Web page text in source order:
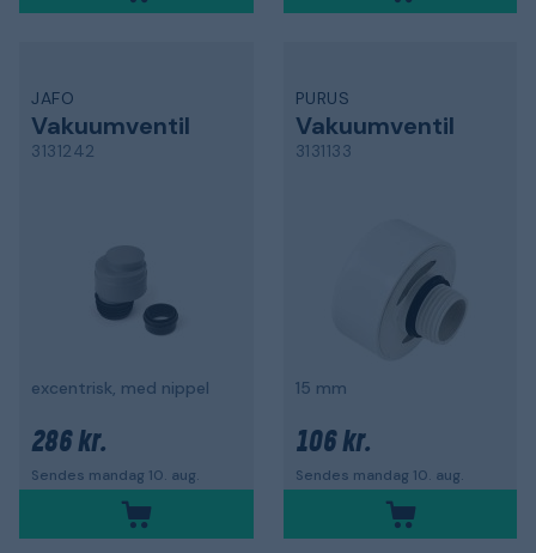
JAFO
Vakuumventil
3131242
excentrisk, med nippel
286 kr.
Sendes mandag 10. aug.
PURUS
Vakuumventil
3131133
15 mm
106 kr.
Sendes mandag 10. aug.